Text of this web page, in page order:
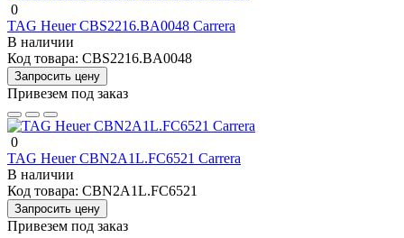
0
TAG Heuer CBS2216.BA0048 Carrera
В наличии
Код товара: CBS2216.BA0048
Запросить цену
Привезем под заказ
0
TAG Heuer CBN2A1L.FC6521 Carrera
В наличии
Код товара: CBN2A1L.FC6521
Запросить цену
Привезем под заказ